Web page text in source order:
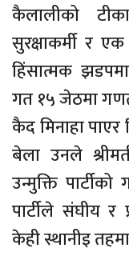
कैलालीको
सुरक्षाकर्मी र
हिंसात्मक
गत १५ जेठमा
कैद मिनाहा पाएर
बेला उनले
उन्मुक्ति
पार्टीले संघीय
केही स्थानीइ